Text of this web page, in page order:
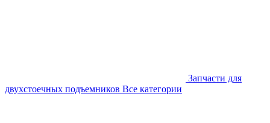
Запчасти для
двухстоечных подъемников Все категории